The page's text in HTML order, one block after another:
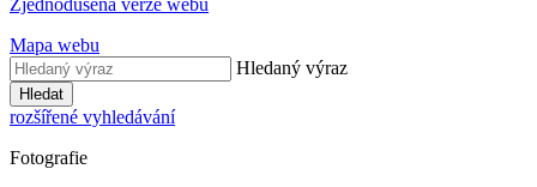
Zjednodušená verze webu
Mapa webu
Hledaný výraz
Hledat
rozšířené vyhledávání
Fotografie